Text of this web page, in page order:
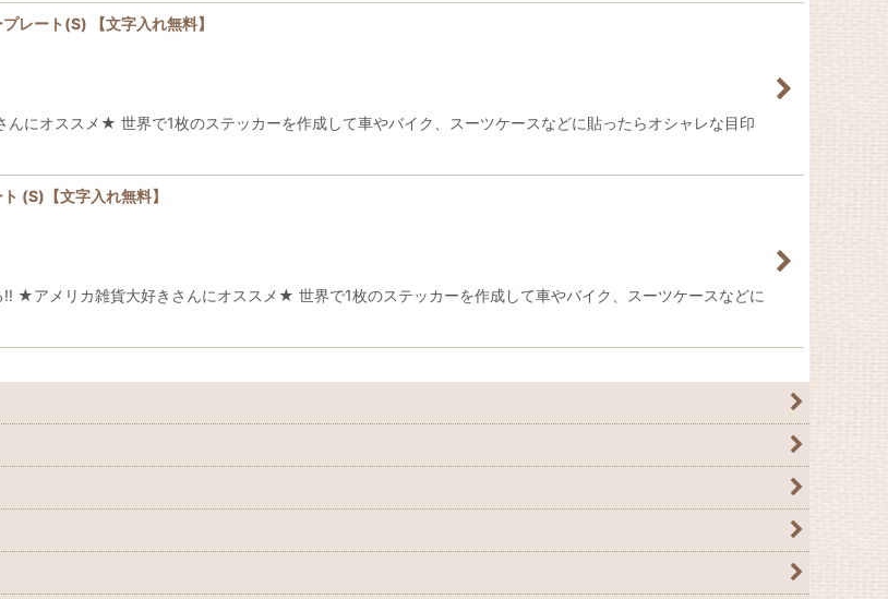
レート(S) 【文字入れ無料】
にオススメ★ 世界で1枚のステッカーを作成して車やバイク、スーツケースなどに貼ったらオシャレな目印
(S)【文字入れ無料】
★アメリカ雑貨大好きさんにオススメ★ 世界で1枚のステッカーを作成して車やバイク、スーツケースなどに